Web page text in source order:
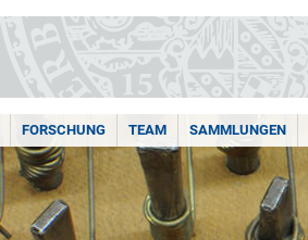
FORSCHUNG TEAM SAMMLUNGEN